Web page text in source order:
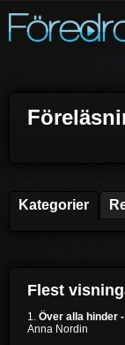
Kategorier
Flest
1. Över alla hinder
Anna Nordin